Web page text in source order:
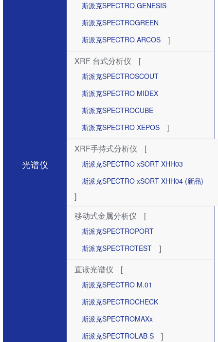
光谱仪
斯派克SPECTRO GENESIS
斯派克SPECTROGREEN
斯派克SPECTRO ARCOS
]
XRF 台式分析仪
[
斯派克SPECTROSCOUT
斯派克SPECTRO MIDEX
斯派克SPECTROCUBE
斯派克SPECTRO XEPOS
]
XRF手持式分析仪
[
斯派克SPECTRO xSORT XHH03
斯派克SPECTRO xSORT XHH04 (新品)
]
移动式金属分析仪
[
斯派克SPECTROPORT
斯派克SPECTROTEST
]
直读光谱仪
[
斯派克SPECTRO M.01
斯派克SPECTROCHECK
斯派克SPECTROMAXx
斯派克SPECTROLAB S
]